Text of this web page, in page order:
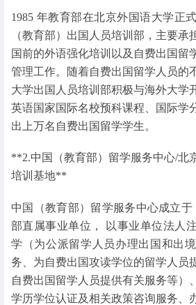
1985 年教育部在北京外国语大学正
（教育部）出国人员培训部，主要承
国前的外语强化培训以及自费出国留
管理工作。随着自费出国留学人员的
大学出国人员培训部积极与海外大学
英语国家国际名校预科课程、国际学
出上万名自费出国留学学生。
**2.中国（教育部）留学服务中心/北
培训基地**
中国（教育部）留学服务中心成立于
部直属事业单位， 以事业单位法人
学（为公派留学人员办理出国和出
务、为自费出国攻读学位的留学人员
自费出国留学人员提供有关服务等）
学历学位认证及相关政策咨询服务、